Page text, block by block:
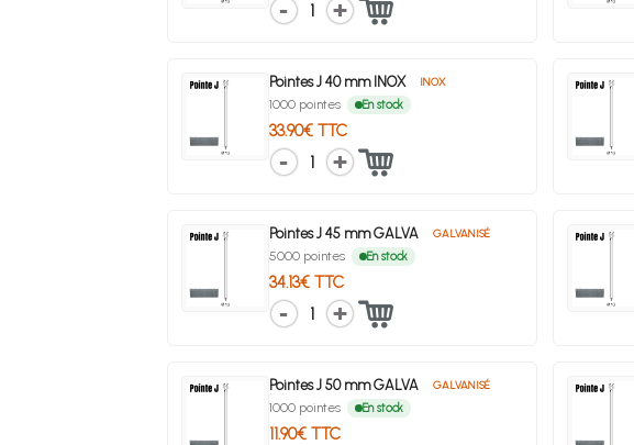
1
Pointes J 40 mm INOX INOX
1000 pointes En stock
33.90€ TTC
1
Pointes J 45 mm GALVA GALVANISÉ
5000 pointes En stock
34.13€ TTC
1
Pointes J 50 mm GALVA GALVANISÉ
1000 pointes En stock
11.90€ TTC